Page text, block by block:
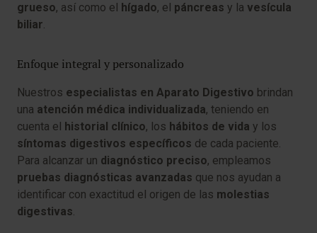
grueso, así como el hígado, el páncreas y la vesícula
biliar.
Enfoque integral y personalizado
Nuestros especialistas en Aparato Digestivo brindan
una atención médica individualizada, teniendo en
cuenta el historial clínico, los hábitos de vida y los
síntomas digestivos específicos de cada paciente.
Para alcanzar un diagnóstico preciso, empleamos
pruebas diagnósticas avanzadas que nos ayudan a
identificar con exactitud el origen de las molestias
digestivas.